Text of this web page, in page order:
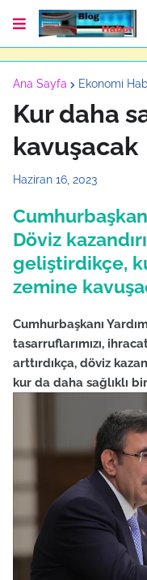
Ana Sayfa Ekonomi
Kur daha
kavuşacak
Haziran 16, 2023
Döviz
geliştirdikçe,
zemine
Cumhurbaşkanı
tasarruflarımızı,
arttırdıkça, döviz
kur da daha sağlıklı